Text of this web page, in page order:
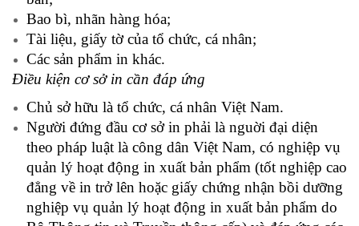
Bao bì, nhãn hàng hóa;
Tài liệu, giấy tờ của tổ chức, cá nhân;
Các sản phẩm in khác.
Điều kiện cơ sở in cần đáp ứng
Chủ sở hữu là tổ chức, cá nhân Việt Nam.
Người đứng đầu cơ sở in phải là nguời đại diện
theo pháp luật là công dân Việt Nam, có nghiệp vụ
quản lý hoạt động in xuất bản phẩm (tốt nghiệp cao
đẳng về in trở lên hoặc giấy chứng nhận bồi dưỡng
nghiệp vụ quản lý hoạt động in xuất bản phẩm do